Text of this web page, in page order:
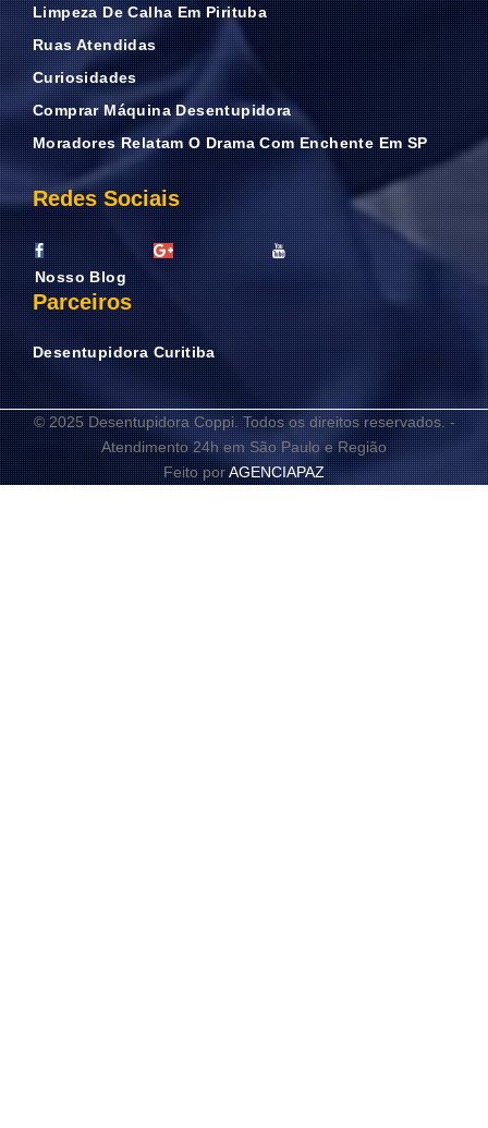
Limpeza De Calha Em Pirituba
Ruas Atendidas
Curiosidades
Comprar Máquina Desentupidora
Moradores Relatam O Drama Com Enchente Em SP
Redes Sociais
Nosso Blog
Parceiros
Desentupidora Curitiba
© 2025 Desentupidora Coppi. Todos os direitos reservados. -
Atendimento 24h em São Paulo e Região
Feito porAGENCIAPAZ